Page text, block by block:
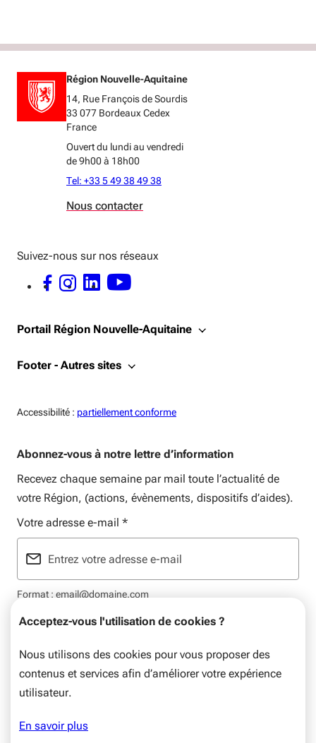
Acceptez-vous l'utilisation de cookies ?
Nous utilisons des cookies pour vous proposer des
contenus et services afin d’améliorer votre expérience
utilisateur.
En savoir plus
Région Nouvelle-Aquitaine
14, Rue François de Sourdis
33 077 Bordeaux Cedex
France
Ouvert du lundi au vendredi
de 9h00 à 18h00
Tel: +33 5 49 38 49 38
Nous contacter
Suivez-nous sur nos réseaux
FACEBOOK - OUVERTURE DANS UNE NOUVELLE FENÊTRE
INSTAGRAM - OUVERTURE DANS UNE NOUVELLE FENÊTRE
LINKEDIN - OUVERTURE DANS UNE NOUVELLE FENÊTRE
YOUTUBE - OUVERTURE DANS UNE NOUVELLE FENÊTRE
Portail Région Nouvelle-Aquitaine
Footer - Autres sites
Accessibilité : Accessiblité:
partiellement conforme
Abonnez-vous à notre lettre d’information
Recevez chaque semaine par mail toute l’actualité de
votre Région, (actions, évènements, dispositifs d’aides).
Votre adresse e-mail *
Format : email@domaine.com
Mentions légales